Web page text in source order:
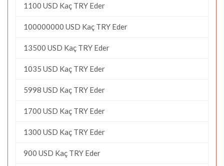
1100 USD Kaç TRY Eder
100000000 USD Kaç TRY Eder
13500 USD Kaç TRY Eder
1035 USD Kaç TRY Eder
5998 USD Kaç TRY Eder
1700 USD Kaç TRY Eder
1300 USD Kaç TRY Eder
900 USD Kaç TRY Eder